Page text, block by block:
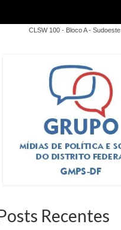
CLSW 100 - Bloco A - Sudoeste
Recentes